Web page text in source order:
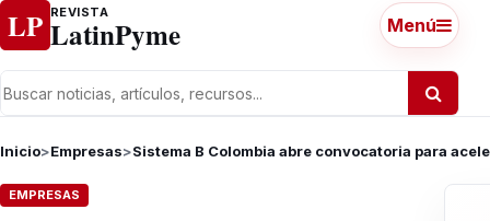
Ir al contenido
LP REVISTA
LatinPyme Menú
Inicio>Empresas>Sistema B Colombia abre convocatoria para
EMPRESAS